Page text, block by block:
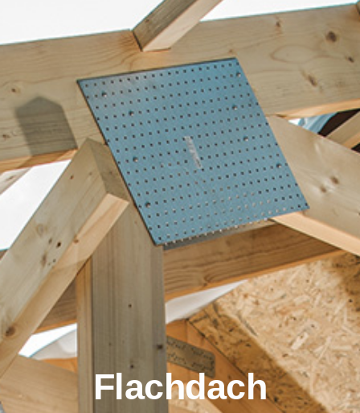
Flachdach